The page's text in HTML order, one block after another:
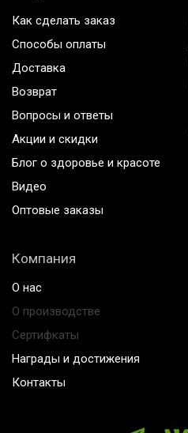
Как сделать заказ
Способы оплаты
Доставка
Возврат
Вопросы и ответы
Акции и скидки
Блог о здоровье и красоте
Видео
Оптовые заказы
Компания
О нас
О производстве
Сертифкаты
Награды и достижения
Контакты